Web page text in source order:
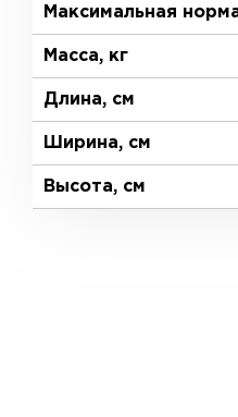
Максимальная
Масса, кг
Длина, см
Ширина, см
Высота, см